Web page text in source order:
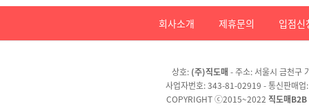
회사소개 제휴문의 입점신
상호: (주)직도매 - 주소: 서울시 금천구
사업자번호: 343-81-02919 - 통신판매
COPYRIGHT ⓒ2015~2022 직도매B2B